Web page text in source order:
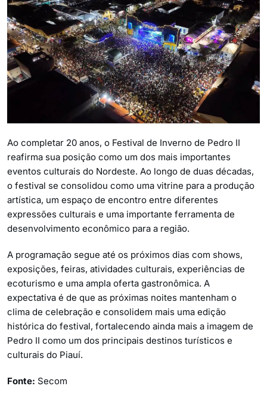
Ao completar 20 anos, o Festival de Inverno de Pedro II
reafirma sua posição como um dos mais importantes
eventos culturais do Nordeste. Ao longo de duas décadas,
o festival se consolidou como uma vitrine para a produção
artística, um espaço de encontro entre diferentes
expressões culturais e uma importante ferramenta de
desenvolvimento econômico para a região.
A programação segue até os próximos dias com shows,
exposições, feiras, atividades culturais, experiências de
ecoturismo e uma ampla oferta gastronômica. A
expectativa é de que as próximas noites mantenham o
clima de celebração e consolidem mais uma edição
histórica do festival, fortalecendo ainda mais a imagem de
Pedro II como um dos principais destinos turísticos e
culturais do Piauí.
Fonte: Secom